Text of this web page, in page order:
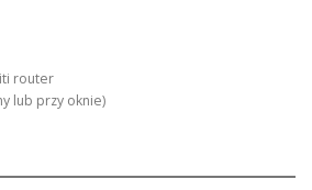
router
lub przy oknie)